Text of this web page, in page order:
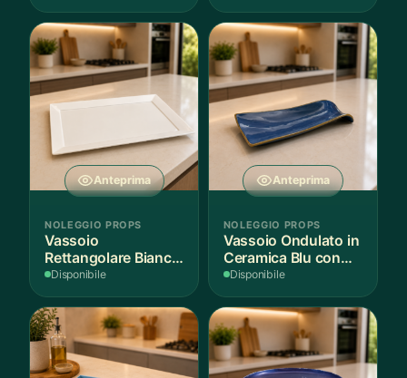
Anteprima
NOLEGGIO PROPS
Vassoio
Rettangolare Bianco
per Scenografie
Disponibile
Anteprima
NOLEGGIO PROPS
Vassoio Ondulato in
Ceramica Blu con
Bordo Dorato
Disponibile